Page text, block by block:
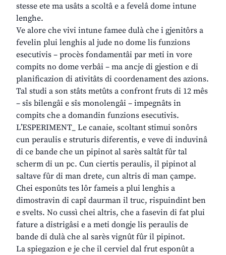
stesse ete ma usâts a scoltâ e a fevelâ dome intune
lenghe.
Ve alore che vivi intune famee dulà che i gjenitôrs a
fevelin plui lenghis al jude no dome lis funzions
esecutivis – procès fondamentâi par meti in vore
compits no dome verbâi – ma ancje di gjestion e di
planificazion di ativitâts di coordenament des azions.
Tal studi a son stâts metûts a confront fruts di 12 mês
– sîs bilengâi e sîs monolengâi – impegnâts in
compits che a domandin funzions esecutivis.
L’ESPERIMENT_ Le canaie, scoltant stimui sonôrs
cun peraulis e struturis diferentis, e veve di induvinâ
di ce bande che un pipinot al sarès saltât fûr tal
scherm di un pc. Cun ciertis peraulis, il pipinot al
saltave fûr di man drete, cun altris di man çampe.
Chei esponûts tes lôr fameis a plui lenghis a
dimostravin di capî daurman il truc, rispuindint ben
e svelts. No cussì chei altris, che a fasevin di fat plui
fature a distrigâsi e a meti dongje lis peraulis de
bande di dulà che al sarès vignût fûr il pipinot.
La spiegazion e je che il cerviel dal frut esponût a